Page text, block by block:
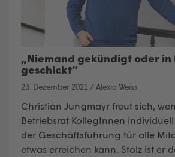
„Niemand gekündigt oder
geschickt“
23. Dezember 2021 / Alexia Weiss
Christian Jungmayr freut sich,
Betriebsrat KollegInnen
der Geschäftsführung für alle
etwas erreichen kann. Stolz ist er